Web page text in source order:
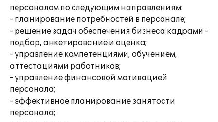
персоналом по следующим направлениям:
- планирование потребностей в персонале;
- решение задач обеспечения бизнеса кадрами -
подбор, анкетирование и оценка;
- управление компетенциями, обучением,
аттестациями работников;
- управление финансовой мотивацией
персонала;
- эффективное планирование занятости
персонала;